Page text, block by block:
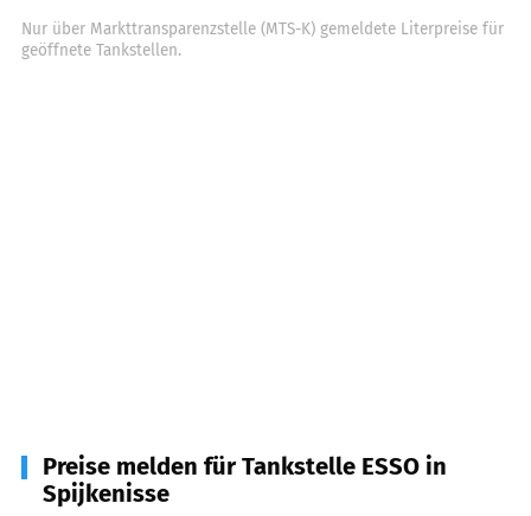
Nur über Markttransparenzstelle (MTS-K) gemeldete Literpreise für
geöffnete Tankstellen.
Preise melden für Tankstelle ESSO in
Spijkenisse